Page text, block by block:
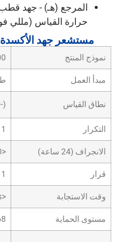
المرجع (هـ)
حرارة القياس (مللي
مستشعر جهد الأكسدة
نموذج المنتج
مبدأ العمل
نطاق القياس (-2000 ~ 2000 ~ 2000) مللي فولت؛ درجة الحرارة: (0 ~ 50) درجة مئوية
التكرار 1 مللي فولت
الانجراف (24 ساعة) <10 مللي فولت
قرار 1 مللي فولت
وقت الاستجابة <10s
مستوى الحماية